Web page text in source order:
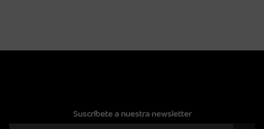
Suscríbete a nuestra newsletter